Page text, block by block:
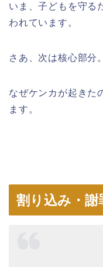
いま、子どもを守る
われています。
さあ、次は核心部分。
なぜケンカが起きた
ます。
割り込み・謝